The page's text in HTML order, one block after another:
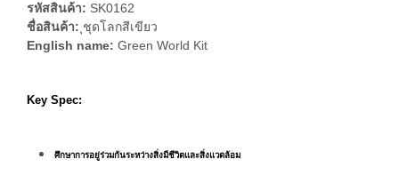
รหัสสินค้า: SK0162
ชื่อสินค้า: ุชุดโลกสีเขียว
English name: Green World Kit
Key Spec:
ศึกษาการอยู่ร่วมกันระหว่างสิ่งมีชีวิตและสิ่งแวดล้อม